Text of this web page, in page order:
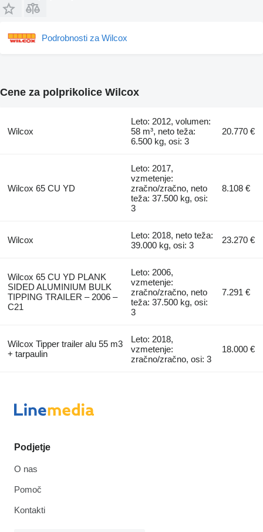
Podrobnosti za Wilcox
Cene za polprikolice Wilcox
Wilcox
Leto: 2012, volumen:
58 m³, neto teža:
6.500 kg, osi: 3
20.770 €
Wilcox 65 CU YD
Leto: 2017,
vzmetenje:
zračno/zračno, neto
teža: 37.500 kg, osi:
3
8.108 €
Wilcox
Leto: 2018, neto teža:
39.000 kg, osi: 3
23.270 €
Wilcox 65 CU YD PLANK
SIDED ALUMINIUM BULK
TIPPING TRAILER – 2006 –
C21
Leto: 2006,
vzmetenje:
zračno/zračno, neto
teža: 37.500 kg, osi:
3
7.291 €
Wilcox Tipper trailer alu 55 m3
+ tarpaulin
Leto: 2018,
vzmetenje:
zračno/zračno, osi: 3
18.000 €
Podjetje
O nas
Pomoč
Kontakti